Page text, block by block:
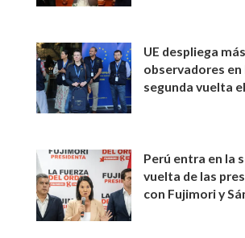
UE despliega
observadores en
segunda vuelta
Perú entra en la
vuelta de las
con Fujimori y